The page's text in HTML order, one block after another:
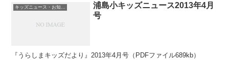
浦島小キッズニュース2013年4月
号
『うらしまキッズだより』2013年4月号（PDFファイル689kb）